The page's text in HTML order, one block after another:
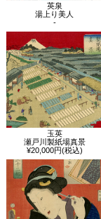
英泉
湯上り美人
-
玉英
瀬戸川製紙場真景
¥20,000円(税込)